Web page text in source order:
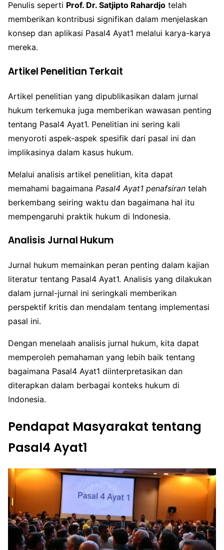
Penulis seperti Prof. Dr. Satjipto Rahardjo telah
memberikan kontribusi signifikan dalam menjelaskan
konsep dan aplikasi Pasal4 Ayat1 melalui karya-karya
mereka.
Artikel Penelitian Terkait
Artikel penelitian yang dipublikasikan dalam jurnal
hukum terkemuka juga memberikan wawasan penting
tentang Pasal4 Ayat1. Penelitian ini sering kali
menyoroti aspek-aspek spesifik dari pasal ini dan
implikasinya dalam kasus hukum.
Melalui analisis artikel penelitian, kita dapat
memahami bagaimana Pasal4 Ayat1 penafsiran telah
berkembang seiring waktu dan bagaimana hal itu
mempengaruhi praktik hukum di Indonesia.
Analisis Jurnal Hukum
Jurnal hukum memainkan peran penting dalam kajian
literatur tentang Pasal4 Ayat1. Analisis yang dilakukan
dalam jurnal-jurnal ini seringkali memberikan
perspektif kritis dan mendalam tentang implementasi
pasal ini.
Dengan menelaah analisis jurnal hukum, kita dapat
memperoleh pemahaman yang lebih baik tentang
bagaimana Pasal4 Ayat1 diinterpretasikan dan
diterapkan dalam berbagai konteks hukum di
Indonesia.
Pendapat Masyarakat tentang
Pasal4 Ayat1